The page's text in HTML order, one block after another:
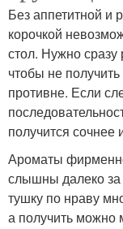
Без аппетитной и
корочкой
стол. Нужно сразу
чтобы не
противне. Если
получится сочнее
Ароматы
слышны далеко за
тушку по нраву
а получить можно